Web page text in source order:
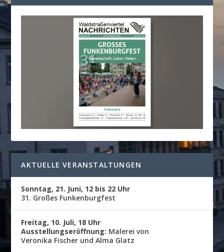
AKTUELLE VERANSTALTUNGEN
Sonntag, 21. Juni, 12 bis 22 Uhr
31. Großes Funkenburgfest
Freitag, 10. Juli, 18 Uhr
Ausstellungseröffnung: Malerei von
Veronika Fischer und Alma Glatz